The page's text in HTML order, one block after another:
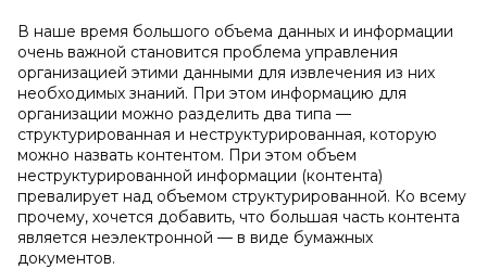
В наше время большого объема данных и информации
очень важной становится проблема управления
организацией этими данными для извлечения из них
необходимых знаний. При этом информацию для
организации можно разделить два типа —
структурированная и неструктурированная, которую
можно назвать контентом. При этом объем
неструктурированной информации (контента)
превалирует над объемом структурированной. Ко всему
прочему, хочется добавить, что большая часть контента
является неэлектронной — в виде бумажных
документов.